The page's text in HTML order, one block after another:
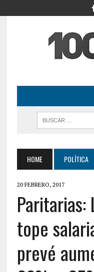
HOME POLÍTICA
20 FEBRERO, 2017
Paritarias:
tope
prevé